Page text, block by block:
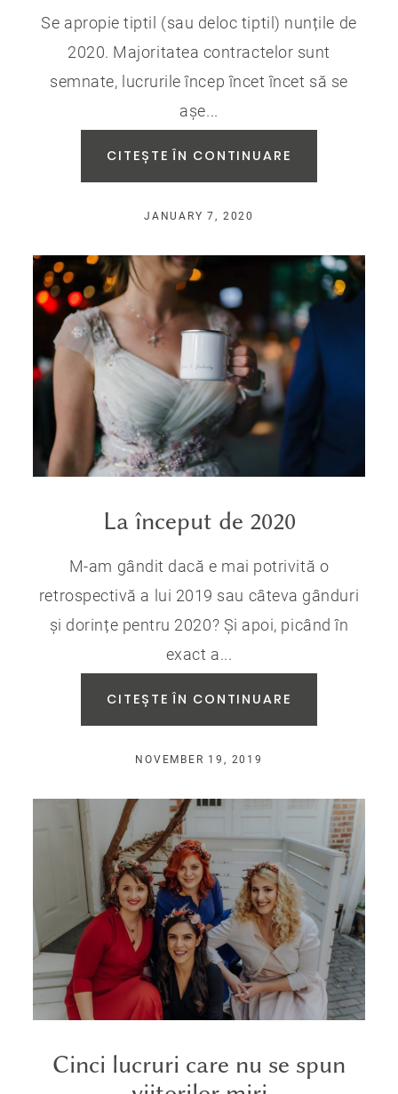
Se apropie tiptil (sau deloc tiptil) nunțile de
2020. Majoritatea contractelor sunt
semnate, lucrurile încep încet încet să se
așe...
CITEȘTE ÎN CONTINUARE
JANUARY 7, 2020
La început de 2020
M-am gândit dacă e mai potrivită o
retrospectivă a lui 2019 sau câteva gânduri
și dorințe pentru 2020? Și apoi, picând în
exact a...
CITEȘTE ÎN CONTINUARE
NOVEMBER 19, 2019
Cinci lucruri care nu se spun